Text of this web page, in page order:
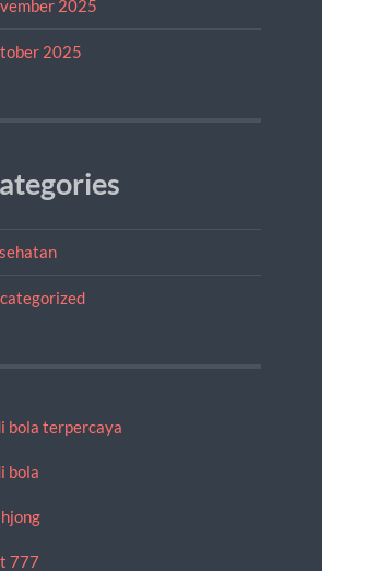
2025
2025
bola terpercaya
bola
777